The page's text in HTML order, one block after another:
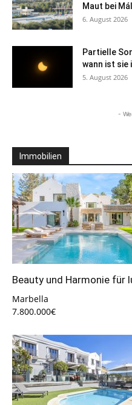
Maut bei
6. August 2026
Partielle
wann ist sie
5. August 2026
-
Immobilien
Beauty und Harmonie für
Marbella
7.800.000€